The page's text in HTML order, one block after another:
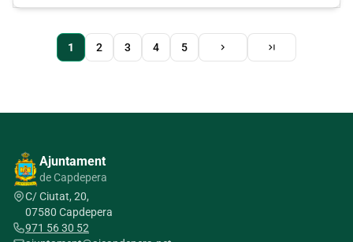
Paginació
Pàgina
actual
1 Page
2 Page
3 Page
4 Page
5
Pàgina
següent
chevron_right
Última
pàgina
last_page
Ajuntament
de Capdepera
C/ Ciutat, 20,
07580 Capdepera
971 56 30 52